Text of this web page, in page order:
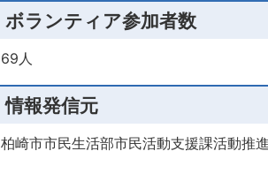
ボランティア参加者数
69人
情報発信元
柏崎市市民生活部市民活動支援課活動推